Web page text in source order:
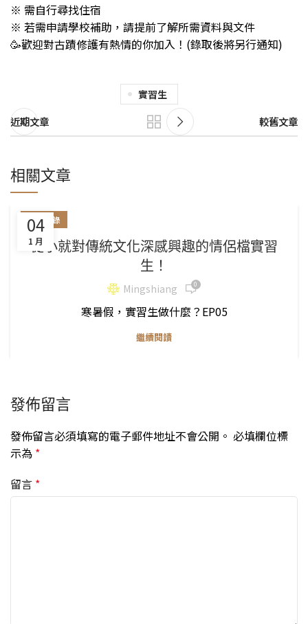
※ 需自行尋找住宿
※ 若需申請學校補助，請提前了解所需資料與文件
🥳歡迎對古蹟修護有熱情的你加入！(錄取後將另行通知)
實習生
近期文章 較舊文章
相關文章
04
1 月
影片紀錄
從小就對傳統文化深感興趣的情侶檔實習
生！
Mingshiang 0
寒暑假，實習生做什麼？EP05
繼續閱讀
發佈留言
發佈留言必須填寫的電子郵件地址不會公開。 必填欄位標
示為 *
留言 *